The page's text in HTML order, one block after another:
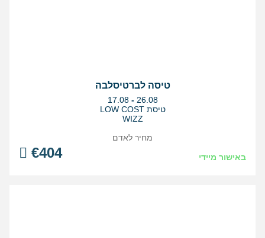
טיסה לברטיסלבה
בין
התאריכים,
17.08 - 26.08
טיסת LOW COST
WIZZ
באישור מיידי €404
מחיר לאדם